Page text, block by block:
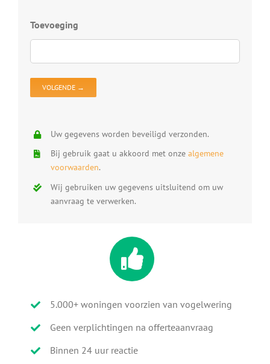
Toevoeging
Uw gegevens worden beveiligd verzonden.
Bij gebruik gaat u akkoord met onze algemene
voorwaarden.
Wij gebruiken uw gegevens uitsluitend om uw
aanvraag te verwerken.
5.000+ woningen voorzien van vogelwering
Geen verplichtingen na offerteaanvraag
Binnen 24 uur reactie